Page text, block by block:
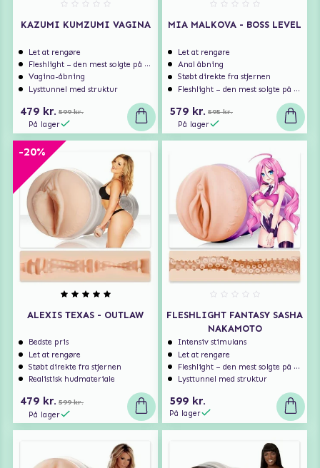
KAZUMI KUMZUMI VAGINA
Let at rengøre
Fleshlight – den mest solgte på markedet
Vagina-åbning
Lysttunnel med struktur
479 kr. 599 kr.
På lager
MIA MALKOVA - BOSS LEVEL
Let at rengøre
Anal åbning
Støbt direkte fra stjernen
Fleshlight – den mest solgte på markedet
579 kr. 595 kr.
På lager
-20%
ALEXIS TEXAS - OUTLAW
Bedste pris
Let at rengøre
Støbt direkte fra stjernen
Realistisk hudmateriale
479 kr. 599 kr.
På lager
FLESHLIGHT FANTASY SASHA
NAKAMOTO
Intensiv stimulans
Let at rengøre
Fleshlight – den mest solgte på markedet
Lysttunnel med struktur
599 kr.
På lager